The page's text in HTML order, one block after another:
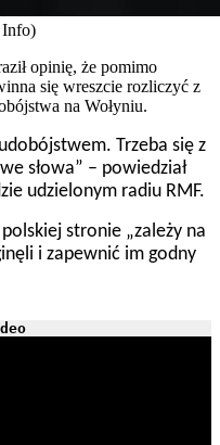
Info)
opinię, że pomimo
się wreszcie rozliczyć z
na Wołyniu.
Trzeba się z
słowa” – powiedział
udzielonym radiu RMF.
polskiej stronie „zależy na
i zapewnić im godny